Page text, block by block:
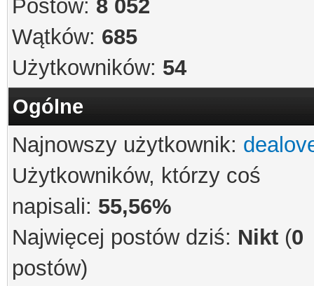
Postów: 8 052
Wątków: 685
Użytkowników: 54
Ogólne
Najnowszy użytkownik:
Użytkowników, którzy coś
napisali: 55,56%
Najwięcej postów dziś: Nikt (0
postów)